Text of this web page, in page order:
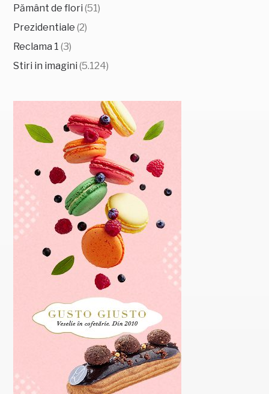
Pământ de flori (51)
Prezidentiale (2)
Reclama 1 (3)
Stiri in imagini (5.124)